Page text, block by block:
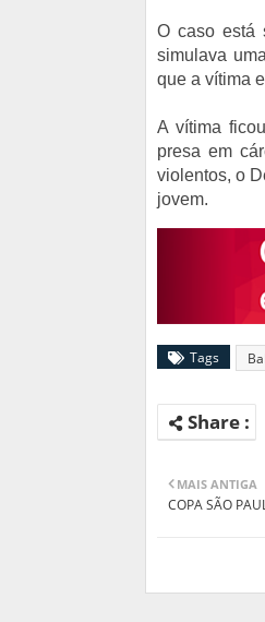
O caso está
simulava
que a vítima
A vítima
presa em
violentos, o
jovem.
Tags
MAIS ANTIGA
COPA SÃO